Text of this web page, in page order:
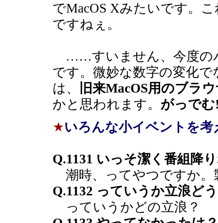
でMacOS Xみたいです。
ですねぇ。
……すいません、今度の
です。微妙な数字の変化
は、
旧来MacOS用のブラ
かと思われます。 がっで
★いろんな小イベントを
Q.1131 いっそ潔く番組降
潮時、ってやつですか。
Q.1132 っていうか立浪ど
っていうかどの立浪？